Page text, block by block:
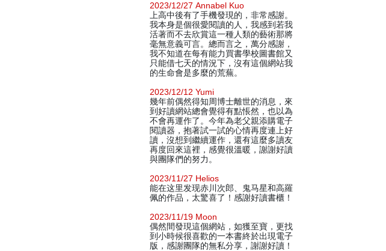
2023/12/27 Annabel Kuo
上高中後有了手機發現的，非常感謝。
我本身是個很愛閱讀的人，我感到若我
活著而不去欣賞這一種人類的藝術那將
毫無意義可言。總而言之，萬分感謝，
我不知道在每有能力買書學校圖書館又
只能借七天的情況下，沒有這個網站我
的生命會是多麼的荒蕪。
2023/12/12 Yumi
幾年前偶然得知周博士離世的消息，來
到好讀網站總會覺得有點悵然，也以為
不會再運作了。今年為老父親添購電子
閱讀器，抱著試一試的心情再度連上好
讀，沒想到繼續運作，還有這麼多讀友
再度回來這裡，感覺很溫暖，謝謝好讀
與團隊們的努力。
2023/11/27 Helios
能在这里发现赤川次郎、鬼马星和高羅
佩的作品，太驚喜了！感謝好讀書櫃！
2023/11/19 Moon
偶然間發現這個網站，如獲至寶，更找
到小時候很喜歡的一本書終於出現電子
版，感謝團隊的無私分享，謝謝好讀！